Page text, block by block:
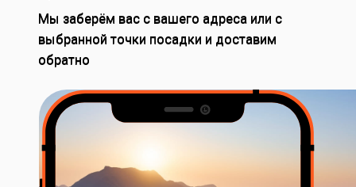
Мы заберём вас с вашего адреса или с
выбранной точки посадки и доставим
обратно